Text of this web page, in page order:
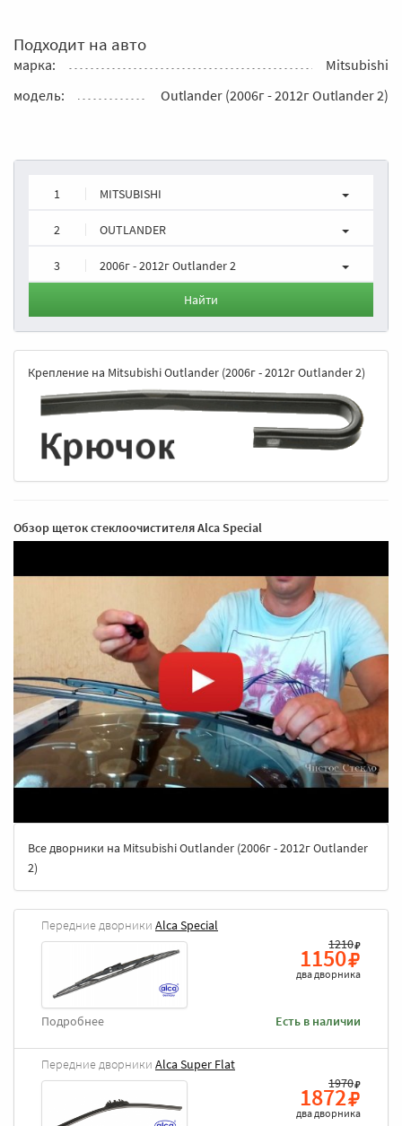
Подходит на авто
марка:
Mitsubishi
модель:
Outlander (2006г - 2012г Outlander 2)
1 MITSUBISHI
2 OUTLANDER
3 2006г - 2012г Outlander 2
Найти
Крепление на Mitsubishi Outlander (2006г - 2012г Outlander 2)
Обзор щеток стеклоочистителя Alca Special
Все дворники на Mitsubishi Outlander (2006г - 2012г Outlander
2)
Передние дворники Alca Special
1210
1150
два дворника
Есть в наличии
Подробнее
Передние дворники Alca Super Flat
1970
1872
два дворника